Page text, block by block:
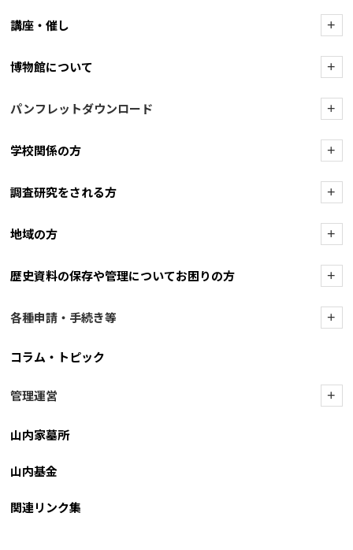
講座・催し +
博物館について +
パンフレットダウンロード +
学校関係の方 +
調査研究をされる方 +
地域の方 +
歴史資料の保存や管理についてお困りの方 +
各種申請・手続き等 +
コラム・トピック
管理運営 +
山内家墓所
山内基金
関連リンク集